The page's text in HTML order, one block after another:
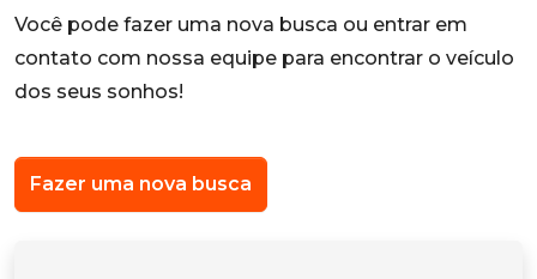
Você pode fazer uma nova busca ou entrar em
contato com nossa equipe para encontrar o veículo
dos seus sonhos!
Fazer uma nova busca